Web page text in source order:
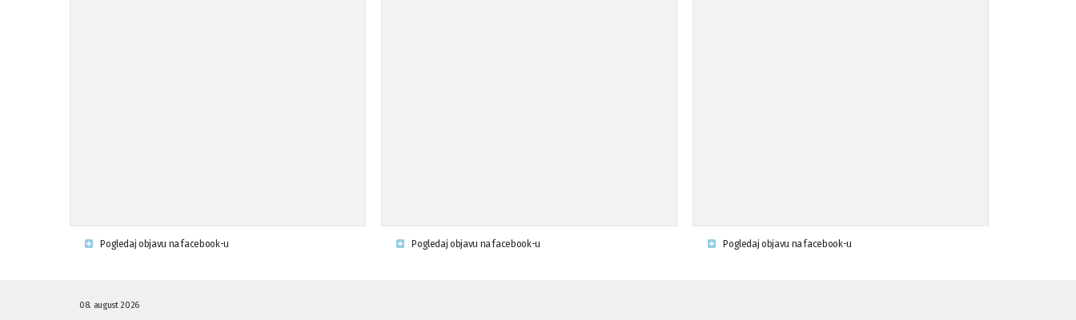
Pogledaj objavu na facebook-u Pogledaj objavu na facebook-u Pogledaj objavu na facebook-u
08. august 2026